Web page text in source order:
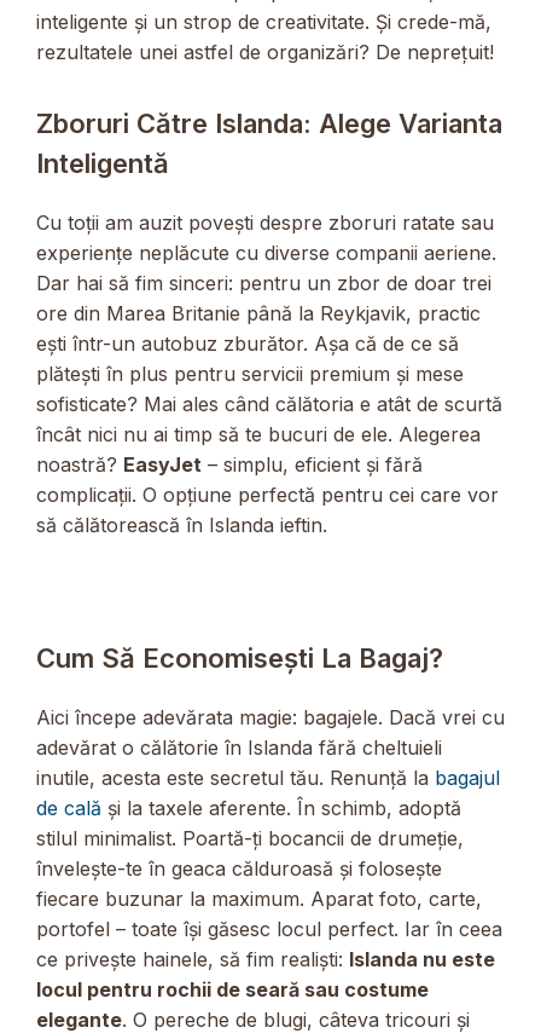
inteligente și un strop de creativitate. Și crede-mă,
rezultatele unei astfel de organizări? De neprețuit!
Zboruri Către Islanda: Alege Varianta
Inteligentă
Cu toții am auzit povești despre zboruri ratate sau
experiențe neplăcute cu diverse companii aeriene.
Dar hai să fim sinceri: pentru un zbor de doar trei
ore din Marea Britanie până la Reykjavik, practic
ești într-un autobuz zburător. Așa că de ce să
plătești în plus pentru servicii premium și mese
sofisticate? Mai ales când călătoria e atât de scurtă
încât nici nu ai timp să te bucuri de ele. Alegerea
noastră? EasyJet – simplu, eficient și fără
complicații. O opțiune perfectă pentru cei care vor
să călătorească în Islanda ieftin.
Cum Să Economisești La Bagaj?
Aici începe adevărata magie: bagajele. Dacă vrei cu
adevărat o călătorie în Islanda fără cheltuieli
inutile, acesta este secretul tău. Renunță la bagajul
de cală și la taxele aferente. În schimb, adoptă
stilul minimalist. Poartă-ți bocancii de drumeție,
învelește-te în geaca călduroasă și folosește
fiecare buzunar la maximum. Aparat foto, carte,
portofel – toate își găsesc locul perfect. Iar în ceea
ce privește hainele, să fim realiști: Islanda nu este
locul pentru rochii de seară sau costume
elegante. O pereche de blugi, câteva tricouri și